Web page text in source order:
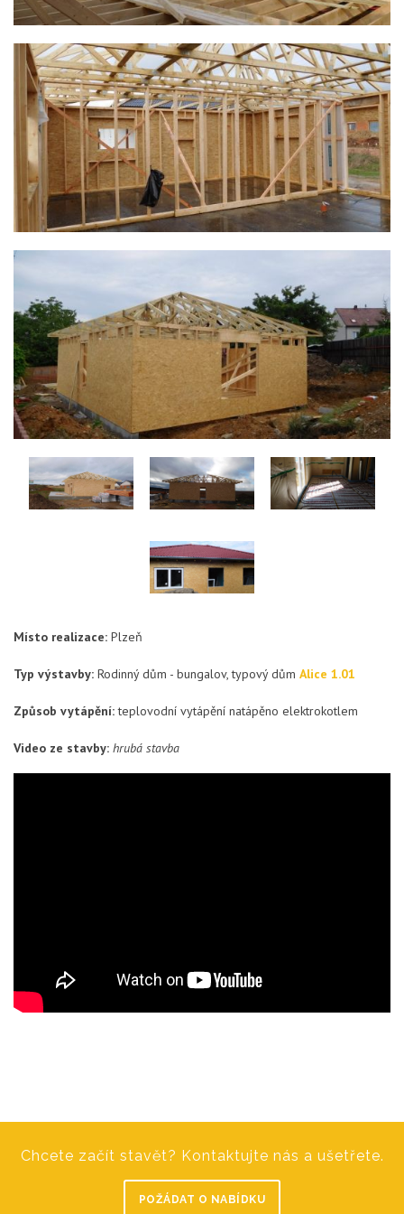
Místo realizace: Plzeň
Typ výstavby: Rodinný dům - bungalov, typový dům Alice 1.01
Způsob vytápění:teplovodní vytápění natápěno elektrokotlem
Video ze stavby: hrubá stavba
Chcete začít stavět? Kontaktujte nás a ušetřete.
POŽÁDAT O NABÍDKU